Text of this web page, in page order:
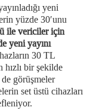
yeni
yüzde 30′unu
ile vericiler için
yeni yayını
30 TL
hızlı bir şekilde
görüşmeler
set üstü cihazları